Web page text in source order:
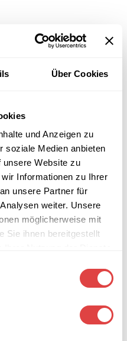
Über Cookies
und Anzeigen zu
soziale Medien anbieten
unsere Website zu
Informationen zu Ihrer
unsere Partner für
weiter. Unsere
möglicherweise mit
Sie ihnen bereitgestellt
54 55 56 57